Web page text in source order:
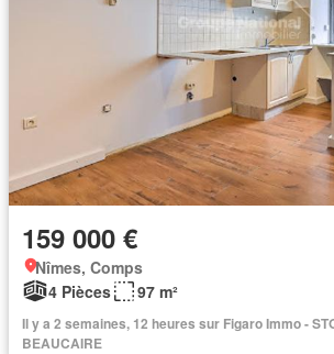
159 000 €
Nîmes, Comps
4 Pièces
97 m²
Il y a 2 semaines, 12 heures sur Figaro Immo -
BEAUCAIRE